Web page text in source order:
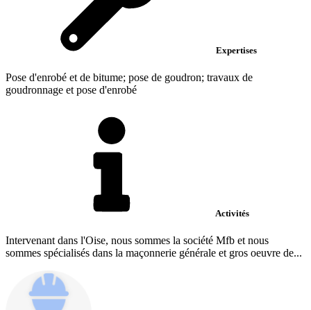
Expertises
Pose d'enrobé et de bitume; pose de goudron; travaux de
goudronnage et pose d'enrobé
Activités
Intervenant dans l'Oise, nous sommes la société Mfb et nous
sommes spécialisés dans la maçonnerie générale et gros oeuvre de...